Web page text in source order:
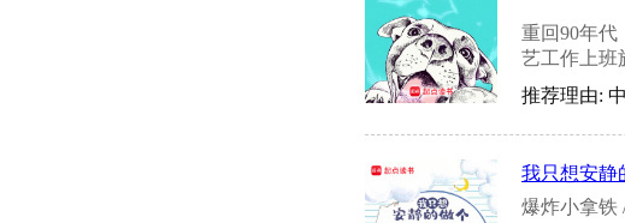
重回90年代
艺工作上班
推荐理由:
我只想安静
爆炸小拿铁